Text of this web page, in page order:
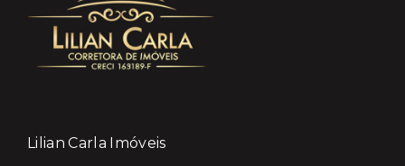
Lilian Carla Imóveis